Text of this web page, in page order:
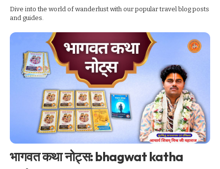
Dive into the world of wanderlust with our popular travel blog posts
and guides.
भागवत कथा नोट्स: bhagwat katha